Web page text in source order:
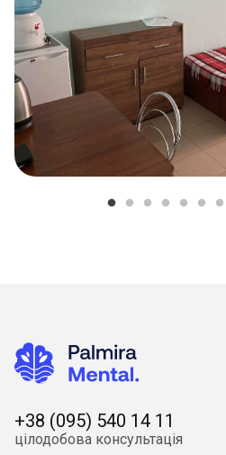
+38 (095) 540 14 11
цілодобова консультація